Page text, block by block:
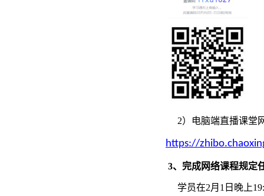
2）电脑端直播课堂
https://
3、完成网络课程规定
学员在2月1日晚上